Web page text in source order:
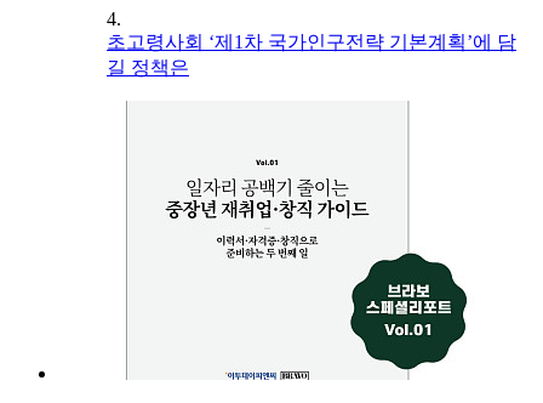
4.
초고령사회 ‘제1차 국가인구전략 기본계획’에 담
길 정책은